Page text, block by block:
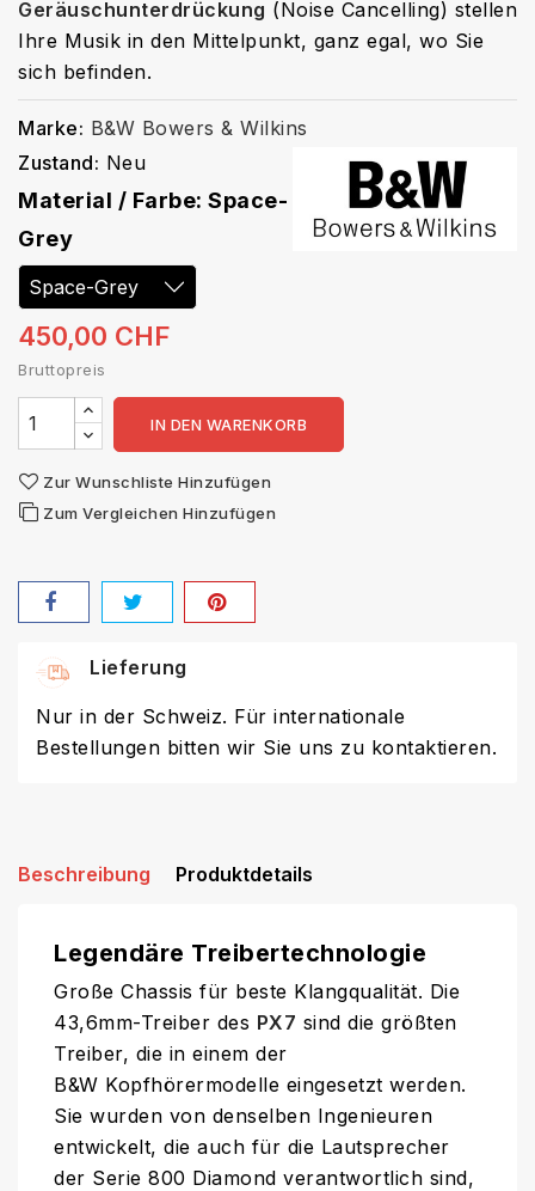
Geräuschunterdrückung (Noise Cancelling) stellen
Ihre Musik in den Mittelpunkt, ganz egal, wo Sie
sich befinden.
Marke: B&W Bowers & Wilkins
Zustand: Neu
Material / Farbe: Space-
Grey
450,00 CHF
Bruttopreis
IN DEN WARENKORB
Zur Wunschliste Hinzufügen
Zum Vergleichen Hinzufügen
Lieferung
Nur in der Schweiz. Für internationale
Bestellungen bitten wir Sie uns zu kontaktieren.
Beschreibung Produktdetails
Legendäre Treibertechnologie
Große Chassis für beste Klangqualität. Die
43,6mm-Treiber des PX7 sind die größten
Treiber, die in einem der
B&W Kopfhörermodelle eingesetzt werden.
Sie wurden von denselben Ingenieuren
entwickelt, die auch für die Lautsprecher
der Serie 800 Diamond verantwortlich sind,